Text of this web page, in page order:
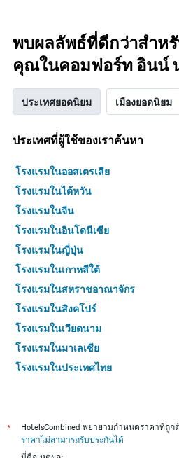
พบผลลัพธ์ที่ดีกว่าสำห
คุณในคอมฟอร์ท อินน์
ประเทศยอดนิยม เมืองยอดนิยม
ประเทศที่ผู้ใช้ของเราค้นหา
โรงแรมในออสเตรเลีย
โรงแรมในไต้หวัน
โรงแรมในจีน
โรงแรมในอินโดนีเซีย
โรงแรมในญี่ปุ่น
โรงแรมในเกาหลีใต้
โรงแรมในสหราชอาณาจักร
โรงแรมในสิงคโปร์
โรงแรมในเวียดนาม
โรงแรมในมาเลเซีย
โรงแรมในประเทศไทย
*
HotelsCombined พยายามกำหนดราคาที่ถูก
ราคาไม่สามารถรับประกันได้